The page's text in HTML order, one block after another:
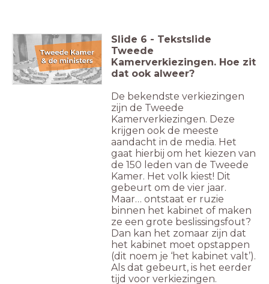
Slide 6 - Tekstslide
Tweede
Kamerverkiezingen. Hoe zit
dat ook alweer?
De bekendste verkiezingen
zijn de Tweede
Kamerverkiezingen. Deze
krijgen ook de meeste
aandacht in de media. Het
gaat hierbij om het kiezen van
de 150 leden van de Tweede
Kamer. Het volk kiest! Dit
gebeurt om de vier jaar.
Maar… ontstaat er ruzie
binnen het kabinet of maken
ze een grote beslissingsfout?
Dan kan het zomaar zijn dat
het kabinet moet opstappen
(dit noem je ‘het kabinet valt’).
Als dat gebeurt, is het eerder
tijd voor verkiezingen.